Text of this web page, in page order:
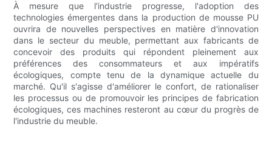
À mesure que l'industrie progresse, l'adoption des
technologies émergentes dans la production de mousse PU
ouvrira de nouvelles perspectives en matière d'innovation
dans le secteur du meuble, permettant aux fabricants de
concevoir des produits qui répondent pleinement aux
préférences des consommateurs et aux impératifs
écologiques, compte tenu de la dynamique actuelle du
marché. Qu'il s'agisse d'améliorer le confort, de rationaliser
les processus ou de promouvoir les principes de fabrication
écologiques, ces machines resteront au cœur du progrès de
l'industrie du meuble.